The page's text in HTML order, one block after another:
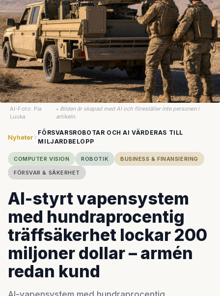
AI-Foto: Pia
Luuka
• Bilden är skapad med AI och föreställer inte personen i
artikeln.
Nyheter
FÖRSVARSROBOTAR OCH AI VÄRDERAS TILL
MILJARDBELOPP
COMPUTER VISION ROBOTIK
BUSINESS & FINANSIERING
FÖRSVAR & SÄKERHET
AI-styrt vapensystem
med hundraprocentig
träffsäkerhet lockar 200
miljoner dollar – armén
redan kund